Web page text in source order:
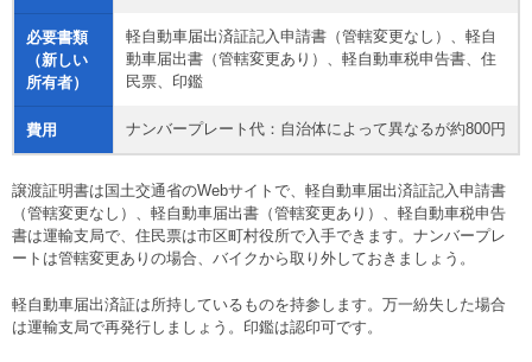
必要書類
（新しい
所有者）
軽自動車届出済証記入申請書（管轄変更なし）、軽自
動車届出書（管轄変更あり）、軽自動車税申告書、住
民票、印鑑
費用 ナンバープレート代：自治体によって異なるが約800円
譲渡証明書は国土交通省のWebサイトで、軽自動車届出済証記入申請書
（管轄変更なし）、軽自動車届出書（管轄変更あり）、軽自動車税申告
書は運輸支局で、住民票は市区町村役所で入手できます。ナンバープレ
ートは管轄変更ありの場合、バイクから取り外しておきましょう。
軽自動車届出済証は所持しているものを持参します。万一紛失した場合
は運輸支局で再発行しましょう。印鑑は認印可です。